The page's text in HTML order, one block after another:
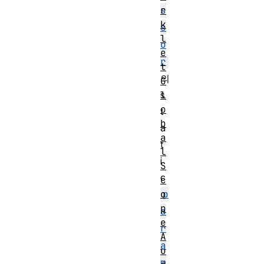
s
s
o
r
의
s
t
a
t
i
c
p
a
r
a
r
k
l
e
t
G
l
o
b
a
l
S
c
o
p
e
A
u